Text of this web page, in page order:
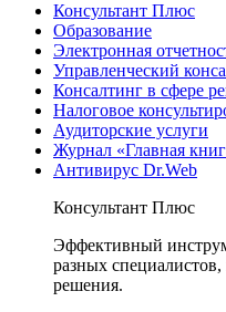
Консультант Плюс
Образование
Электронная
Управленческий
Консалтинг в сфере
Налоговое
Аудиторские услуги
Журнал «Главная
Антивирус Dr.Web
Консультант Плюс
Эффективный
разных
решения.